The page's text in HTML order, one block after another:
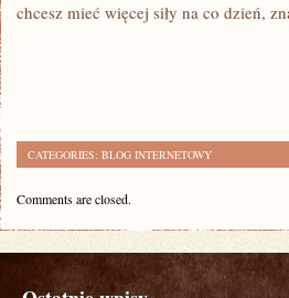
chcesz mieć więcej siły na co dzień,
CATEGORIES: BLOG INTERNETOWY
Comments are closed.